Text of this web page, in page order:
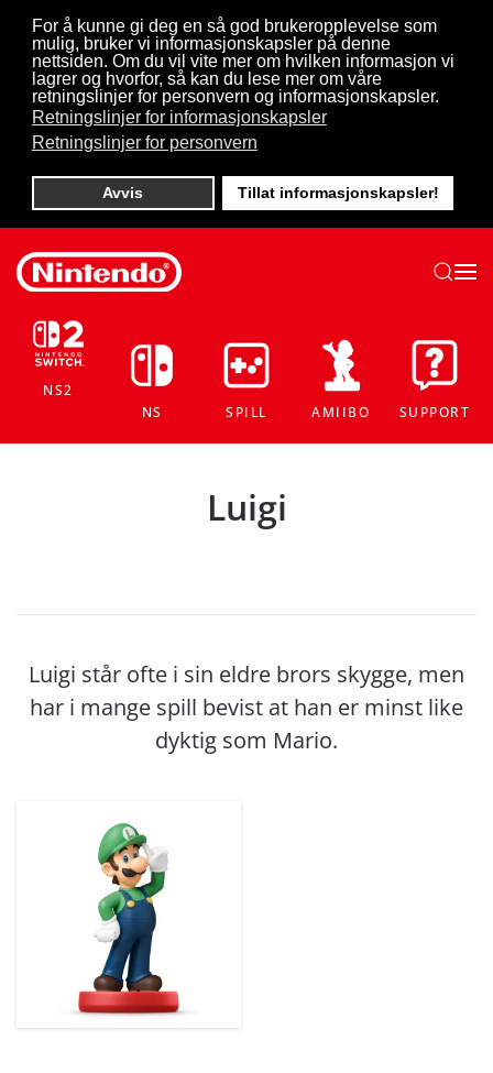
For å kunne gi deg en så god brukeropplevelse som
mulig, bruker vi informasjonskapsler på denne
nettsiden. Om du vil vite mer om hvilken informasjon vi
lagrer og hvorfor, så kan du lese mer om våre
retningslinjer for personvern og informasjonskapsler.
Retningslinjer for informasjonskapsler
Retningslinjer for personvern
Avvis Tillat informasjonskapsler!
Skip to main content
NS2
NS
SPILL AMIIBO SUPPORT
Luigi
Luigi står ofte i sin eldre brors skygge, men
har i mange spill bevist at han er minst like
dyktig som Mario.